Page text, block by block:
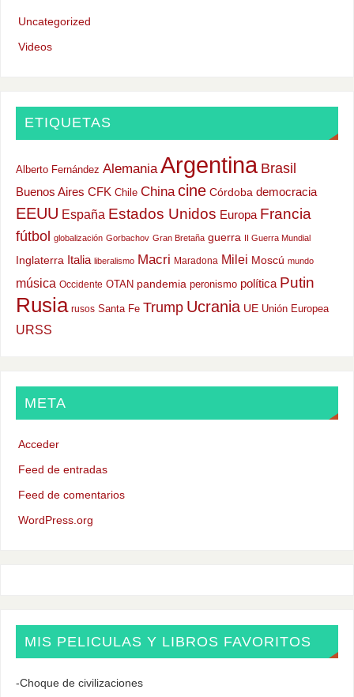
Uncategorized
Videos
ETIQUETAS
Alberto Fernández Alemania Argentina Brasil
Buenos Aires CFK Chile China cine Córdoba democracia
EEUU España Estados Unidos Europa Francia
fútbol globalización Gorbachov Gran Bretaña guerra II Guerra Mundial
Inglaterra Italia liberalismo Macri Maradona Milei Moscú mundo
música Occidente OTAN pandemia peronismo política Putin
Rusia rusos Santa Fe Trump Ucrania UE Unión Europea
URSS
META
Acceder
Feed de entradas
Feed de comentarios
WordPress.org
MIS PELICULAS Y LIBROS FAVORITOS
-Choque de civilizaciones